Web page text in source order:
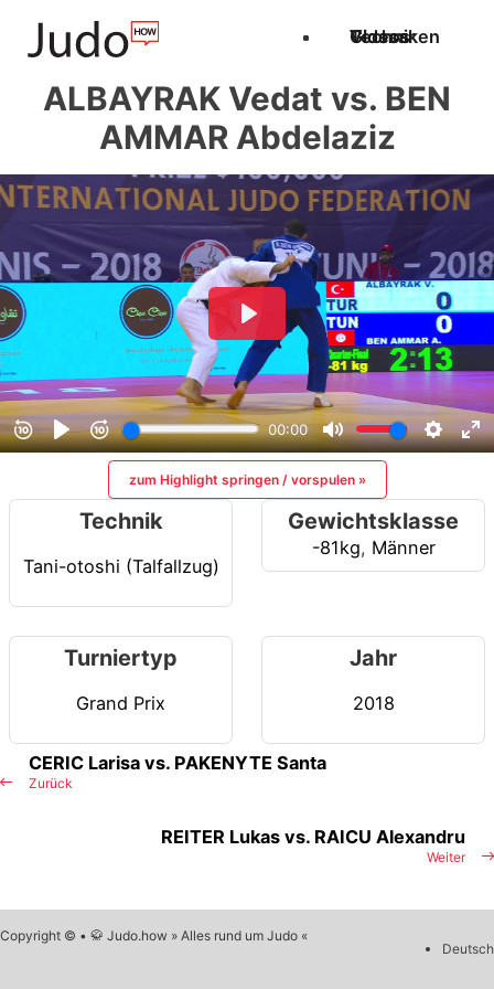
Techniken
Videos
Glossar
ALBAYRAK Vedat vs. BEN
AMMAR Abdelaziz
zum Highlight springen / vorspulen »
Technik
Tani-otoshi (Talfallzug)
Gewichtsklasse
-81kg, Männer
Turniertyp
Grand Prix
Jahr
2018
Zurück
CERIC Larisa vs. PAKENYTE Santa
Weiter
REITER Lukas vs. RAICU Alexandru
Copyright © • 🥋 Judo.how » Alles rund um Judo «
Deutsch